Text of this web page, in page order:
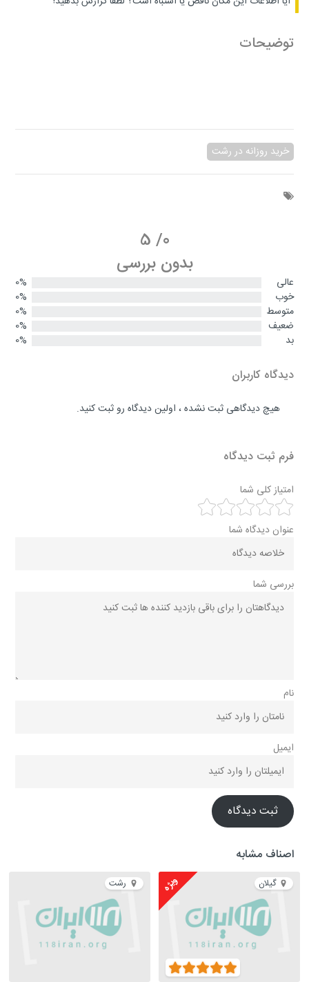
توضیحات
خرید روزانه در رشت
0
/
5
بدون بررسی
عالی
0%
خوب
0%
متوسط
0%
ضعیف
0%
بد
0%
دیدگاه کاربران
هیچ دیدگاهی ثبت نشده ، اولین دیدگاه رو ثبت کنید.
فرم ثبت دیدگاه
امتیاز کلی شما
عنوان دیدگاه شما
بررسی شما
نام
ایمیل
ثبت دیدگاه
اصناف مشابه
گیلان ویژه رشت